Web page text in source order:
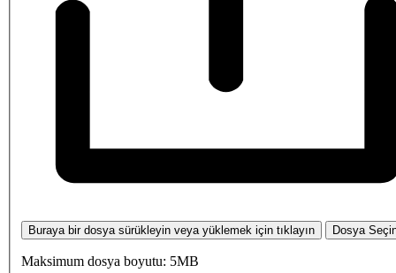
Buraya bir dosya sürükleyin veya yüklemek için tıklayın Dosya
Maksimum dosya boyutu: 5MB